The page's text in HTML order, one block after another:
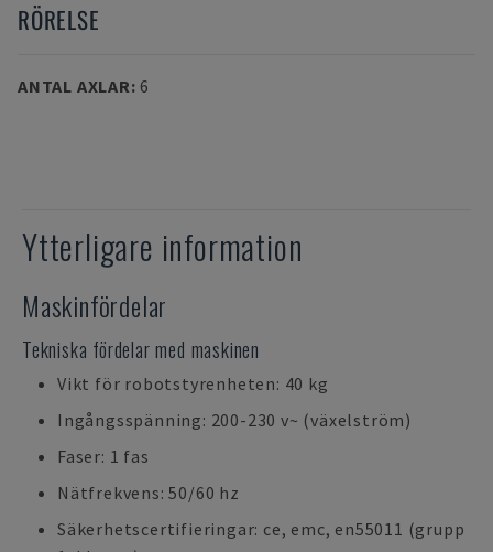
RÖRELSE
ANTAL AXLAR: 6
Ytterligare information
Maskinfördelar
Tekniska fördelar med maskinen
Vikt för robotstyrenheten: 40 kg
Ingångsspänning: 200-230 v~ (växelström)
Faser: 1 fas
Nätfrekvens: 50/60 hz
Säkerhetscertifieringar: ce, emc, en55011 (grupp